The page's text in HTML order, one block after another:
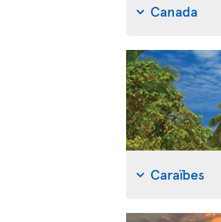
Canada
Caraïbes